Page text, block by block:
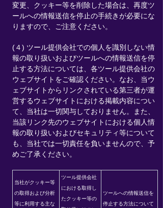
変更、クッキー等を削除した場合は、再度ツ
ールへの情報送信を停止の手続きが必要にな
りますので、ご注意ください。
(４) ツール提供会社での個人を識別しない情
報の取り扱いおよびツールへの情報送信を停
止する方法については、各ツール提供会社の
ウェブサイトをご確認ください。なお、当ウ
ェブサイトからリンクされている第三者が運
営するウェブサイトにおける掲載内容につい
て、当社は一切関与しておりません。また、
当該リンク先のウェブサイトにおける個人情
報の取り扱いおよびセキュリティ等について
も、当社では一切責任を負いませんので、予
めご了承ください。
当社がクッキー等
の取得および分析
等に利用する主な
ツール提供会社
における取得し
たクッキー等の
ツールへの情報送信を
停止する方法について